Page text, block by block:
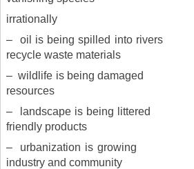
irrationally
– oil is being spilled into
recycle waste materials
– wildlife is being damaged
resources
– landscape is being
friendly products
– urbanization is
industry and community